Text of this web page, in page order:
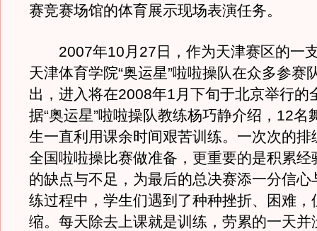
赛竞赛场馆的体育展示现场表演任务。
2007年10月27日，作为天津赛区的一
天津体育学院“奥运星”啦啦操队在众多参赛
出，进入将在2008年1月下旬于北京举行的
据“奥运星”啦啦操队教练杨巧静介绍，12名
生一直利用课余时间艰苦训练。一次次的排
全国啦啦操比赛做准备，更重要的是积累经
的缺点与不足，为最后的总决赛添一分信心
练过程中，学生们遇到了种种挫折、困难，
缩。每天除去上课就是训练，劳累的一天并